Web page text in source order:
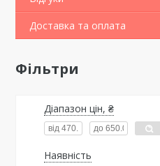
Доставка та оплата
Фільтри
Діапазон цін, ₴
Наявність